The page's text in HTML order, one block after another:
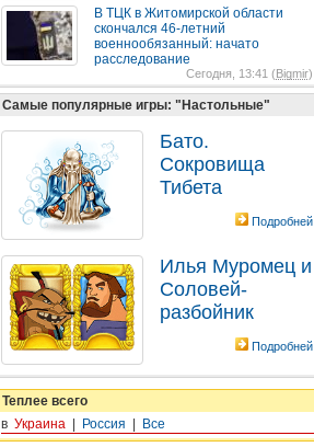
В ТЦК в Житомирской области
скончался 46-летний
военнообязанный: начато
расследование
Сегодня, 13:41 (Bigmir)
Самые популярные игры: "Настольные"
Бато.
Сокровища
Тибета
Подробней
Илья Муромец и
Соловей-
разбойник
Подробней
Теплее всего
в Украина Россия Все